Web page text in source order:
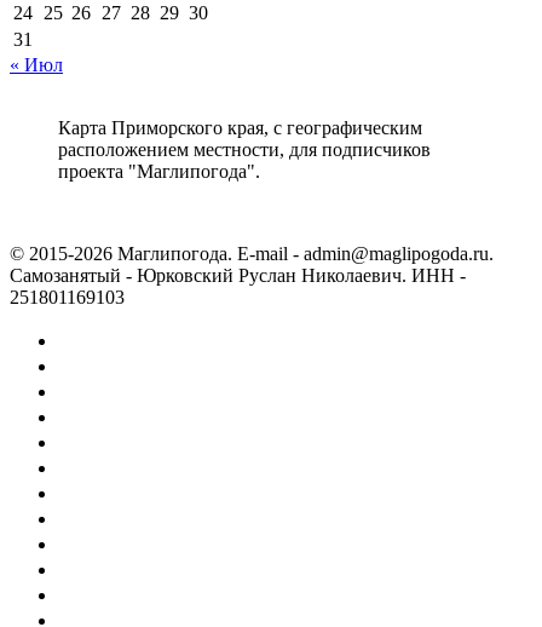
24 25 26 27 28 29 30
31
« Июл
Карта Приморского края, с географическим
расположением местности, для подписчиков
проекта "Маглипогода".
© 2015-2026 Маглипогода. E-mail - admin@maglipogoda.ru.
Самозанятый - Юрковский Руслан Николаевич. ИНН -
251801169103